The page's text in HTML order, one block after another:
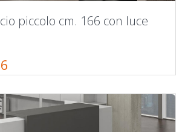
piccolo cm. 166 con luce